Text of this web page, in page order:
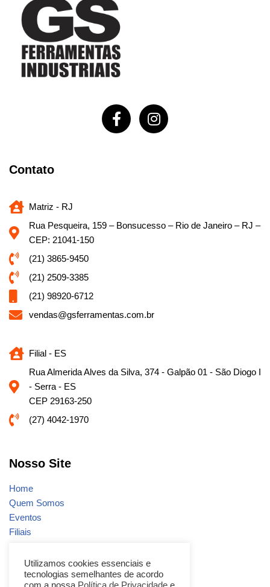
Contato
Matriz - RJ
Rua Pesqueira, 159 – Bonsucesso – Rio de Janeiro – RJ –
CEP: 21041-150
(21) 3865-9450
(21) 2509-3385
(21) 98920-6712
vendas@gsferramentas.com.br
Filial - ES
Rua Almerida Alves da Silva, 374 - Galpão 01 - São Diogo I
- Serra - ES
CEP 29163-250
(27) 4042-1970
Nosso Site
Home
Quem Somos
Eventos
Filiais
Fale conosco
Promoções
Utilizamos cookies essenciais e
tecnologias semelhantes de acordo